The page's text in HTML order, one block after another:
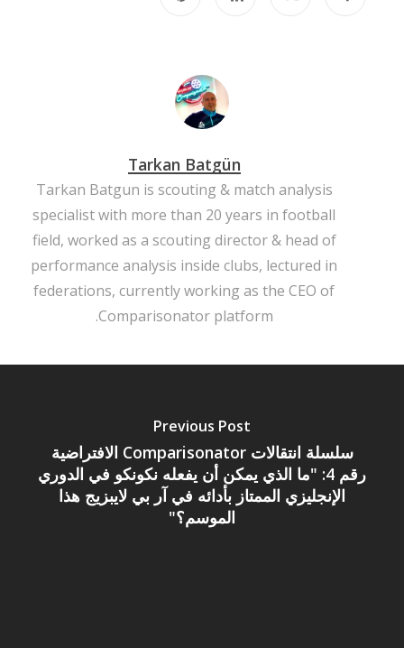
Tarkan Batgün
Tarkan Batgun is scouting & match analysis
specialist with more than 20 years in football
field, worked as a scouting director & head of
performance analysis inside clubs, lectured in
federations, currently working as the CEO of
Comparisonator platform.
Previous Post
سلسلة انتقالات Comparisonator الافتراضية
رقم 4: "ما الذي يمكن أن يفعله نكونكو في الدوري
الإنجليزي الممتاز بأدائه في آر بي لايبزيج هذا
الموسم؟"